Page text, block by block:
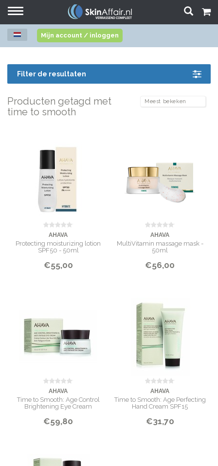
Toggle
Mijn account / inloggen
Filter de resultaten
Producten getagd met
time to smooth
AHAVA
Protecting moisturizing lotion
SPF50 - 50ml
€55,00
AHAVA
MultiVitamin massage mask -
50ml
€56,00
AHAVA
Time to Smooth: Age Control
Brightening Eye Cream
€59,80
AHAVA
Time to Smooth: Age Perfecting
Hand Cream SPF15
€31,70